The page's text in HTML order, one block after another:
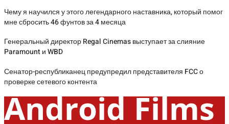
Чему я научился у этого легендарного наставника, который помог
мне сбросить 46 фунтов за 4 месяца
Генеральный директор Regal Cinemas выступает за слияние
Paramount и WBD
Сенатор-республиканец предупредил представителя FCC о
проверке сетевого контента
Android Films